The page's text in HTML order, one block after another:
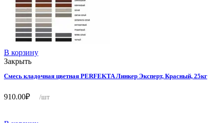
В корзину
Закрыть
Смесь кладочная цветная PERFEKTA Линкер Эксперт, Красный, 25кг
910.00₽ /шт